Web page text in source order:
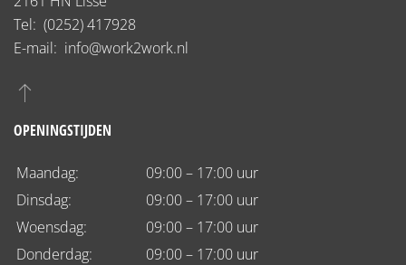
Tel: (0252) 417928
E-mail: info@work2work.nl
OPENINGSTIJDEN
Maandag:
09:00 – 17:00 uur
Dinsdag:
09:00 – 17:00 uur
Woensdag:
09:00 – 17:00 uur
Donderdag:
09:00 – 17:00 uur